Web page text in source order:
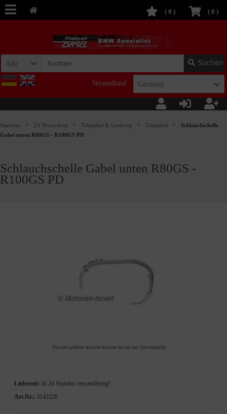
( 0 )
( 0 )
Alle Suchen
Versandland: Germany
Startseite 2V Boxershop Telegabel & Lenkung Telegabel
Schlauchschelle
Gabel unten R80GS - R100GS PD
Schlauchschelle Gabel unten R80GS -
R100GS PD
Für eine größere Ansicht klicken Sie auf das Vorschaubild
Lieferzeit:
In 24 Stunden versandfertig!
Art.Nr.: 3142226